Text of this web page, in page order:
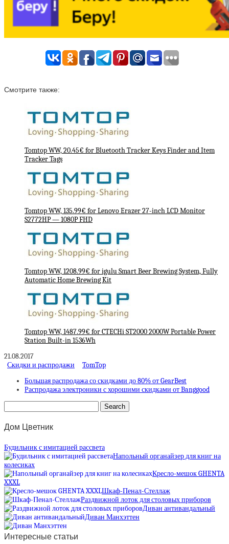
Смотрите также:
Tomtop WW, 20.45€ for Bluetooth Tracker Keys Finder and Item
Tracker Tags
Tomtop WW, 135.99€ for Lenovo Erazer 27-inch LCD Monitor
S2772HP — 1080P FHD
Tomtop WW, 1208.99€ for igulu Smart Beer Brewing System, Fully
Automatic Home Brewing Kit
Tomtop WW, 1487.99€ for CTECHi ST2000 2000W Portable Power
Station Built-in 1536Wh
21.08.2017
Скидки и распродажи
TomTop
Большая распродажа со скидками до 80% от GearBest
Распродажа электроники с хорошими скидками от Banggood
Дом Цветник
Будильник с имитацией рассвета
Напольный органайзер для книг на
колесиках
Кресло-мешок GHENTA
XXXL
Шкаф-Пенал-Стеллаж
Раздвижной лоток для столовых приборов
Диван антивандальный
Диван Манхэттен
Интересные статьи